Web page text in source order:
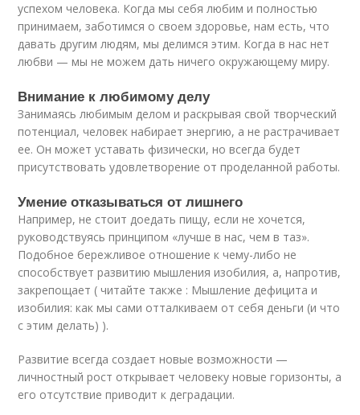
успехом человека. Когда мы себя любим и полностью
принимаем, заботимся о своем здоровье, нам есть, что
давать другим людям, мы делимся этим. Когда в нас нет
любви — мы не можем дать ничего окружающему миру.
Внимание к любимому делу
Занимаясь любимым делом и раскрывая свой творческий
потенциал, человек набирает энергию, а не растрачивает
ее. Он может уставать физически, но всегда будет
присутствовать удовлетворение от проделанной работы.
Умение отказываться от лишнего
Например, не стоит доедать пищу, если не хочется,
руководствуясь принципом «лучше в нас, чем в таз».
Подобное бережливое отношение к чему-либо не
способствует развитию мышления изобилия, а, напротив,
закрепощает ( читайте также : Мышление дефицита и
изобилия: как мы сами отталкиваем от себя деньги (и что
с этим делать) ).
Развитие всегда создает новые возможности —
личностный рост открывает человеку новые горизонты, а
его отсутствие приводит к деградации.